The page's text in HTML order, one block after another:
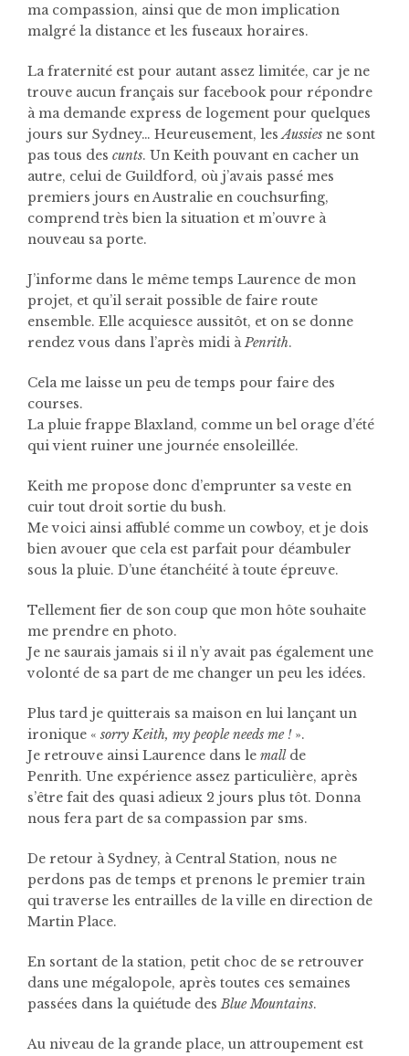
ma compassion, ainsi que de mon implication
malgré la distance et les fuseaux horaires.
La fraternité est pour autant assez limitée, car je ne
trouve aucun français sur facebook pour répondre
à ma demande express de logement pour quelques
jours sur Sydney… Heureusement, lesAussies ne sont
pas tous des cunts. Un Keith pouvant en cacher un
autre, celui de Guildford, où j’avais passé mes
premiers jours en Australie en couchsurfing,
comprend très bien la situation et m’ouvre à
nouveau sa porte.
J’informe dans le même temps Laurence de mon
projet, et qu’il serait possible de faire route
ensemble. Elle acquiesce aussitôt, et on se donne
rendez vous dans l’après midi àPenrith.
Cela me laisse un peu de temps pour faire des
courses.
La pluie frappe Blaxland, comme un bel orage d’été
qui vient ruiner une journée ensoleillée.
Keith me propose donc d’emprunter sa veste en
cuir tout droit sortie du bush.
Me voici ainsi affublé comme un cowboy, et je dois
bien avouer que cela est parfait pour déambuler
sous la pluie. D’une étanchéité à toute épreuve.
Tellement fier de son coup que mon hôte souhaite
me prendre en photo.
Je ne saurais jamais si il n’y avait pas également une
volonté de sa part de me changer un peu les idées.
Plus tard je quitterais sa maison en lui lançant un
ironique « sorry Keith, my people needs me !».
Je retrouve ainsi Laurence dans le mallde
Penrith. Une expérience assez particulière, après
s’être fait des quasi adieux 2 jours plus tôt. Donna
nous fera part de sa compassion par sms.
De retour à Sydney, à Central Station, nous ne
perdons pas de temps et prenons le premier train
qui traverse les entrailles de la ville en direction de
Martin Place.
En sortant de la station, petit choc de se retrouver
dans une mégalopole, après toutes ces semaines
passées dans la quiétude desBlue Mountains.
Au niveau de la grande place, un attroupement est